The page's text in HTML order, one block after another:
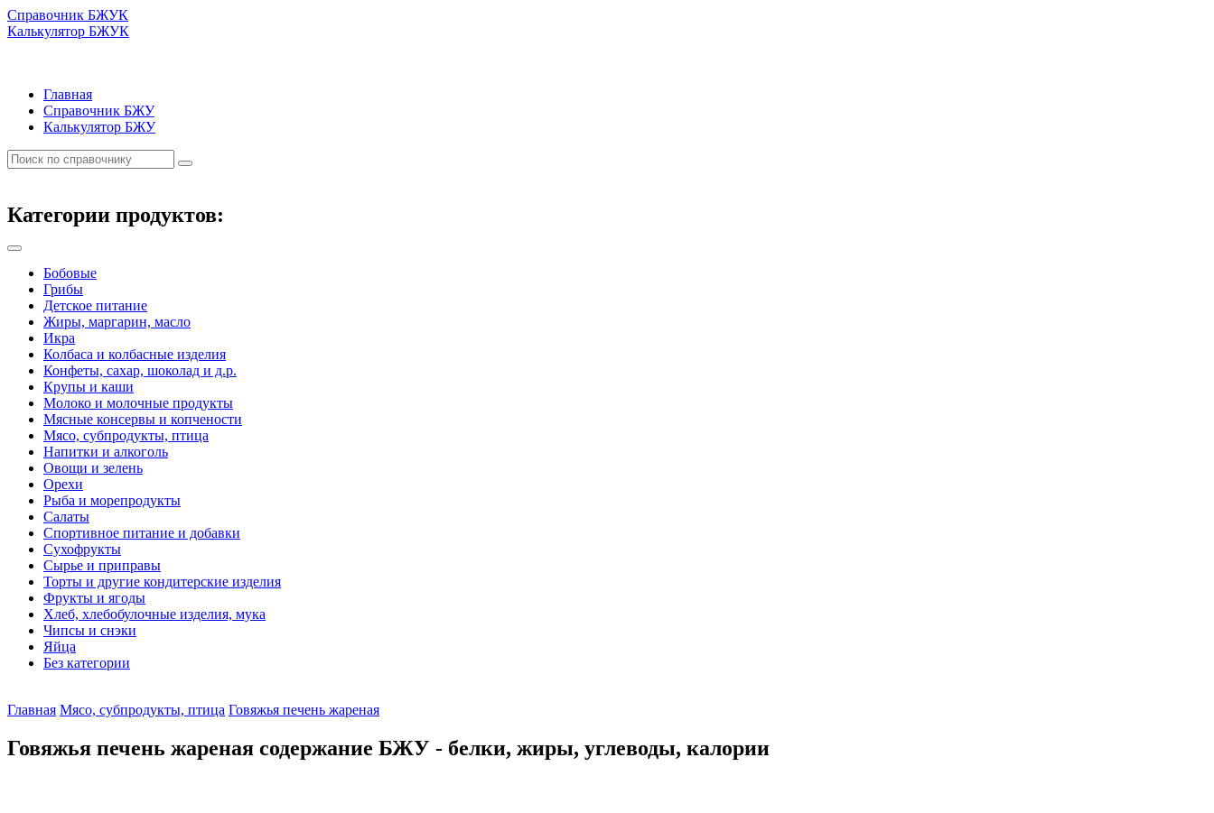
Справочник БЖУК
Калькулятор БЖУК
Главная
Справочник БЖУ
Калькулятор БЖУ
Категории продуктов:
Бобовые
Грибы
Детское питание
Жиры, маргарин, масло
Икра
Колбаса и колбасные изделия
Конфеты, сахар, шоколад и д.р.
Крупы и каши
Молоко и молочные продукты
Мясные консервы и копчености
Мясо, субпродукты, птица
Напитки и алкоголь
Овощи и зелень
Орехи
Рыба и морепродукты
Салаты
Спортивное питание и добавки
Сухофрукты
Сырье и приправы
Торты и другие кондитерские изделия
Фрукты и ягоды
Хлеб, хлебобулочные изделия, мука
Чипсы и снэки
Яйца
Без категории
Главная Мясо, субпродукты, птица Говяжья печень жареная
Говяжья печень жареная содержание БЖУ - белки, жиры, углеводы, калории